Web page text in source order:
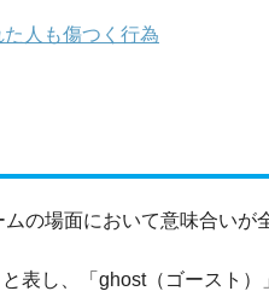
人も傷つく行為
の場面において意味合いが
表し、「ghost（ゴースト